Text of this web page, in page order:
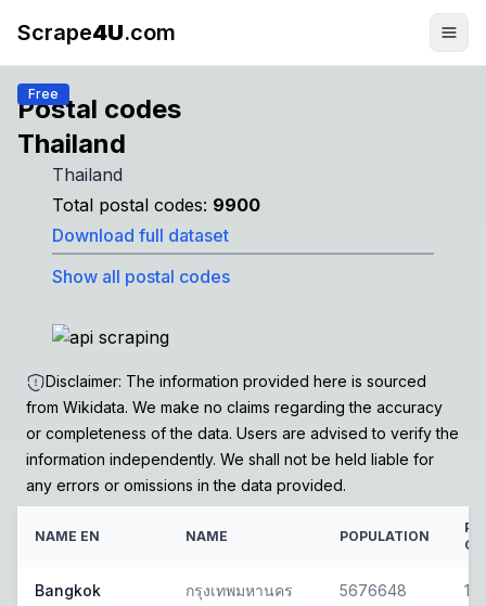
Scrape4U.com
Postal codes
Free
Thailand
Thailand
Total postal codes: 9900
Download full dataset
Show all postal codes
Disclaimer: The information provided here is sourced
from Wikidata. We make no claims regarding the accuracy
or completeness of the data. Users are advised to verify the
information independently. We shall not be held liable for
any errors or omissions in the data provided.
NAME EN NAME POPULATION
Bangkok กรุงเทพมหานคร 5676648